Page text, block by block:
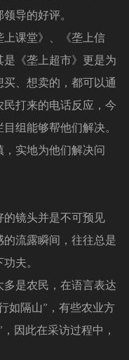
导的好评。
课堂》、《垄上信
《垄上超市》更是为
、想卖的，都可以通
打来的电话反应，今
组能够帮他们解决。
实地为他们解决问
镜头并是不可预见
流露瞬间，往往总是
夫。
是农民，在语言表达
如隔山”，有些农业方
因此在采访过程中，